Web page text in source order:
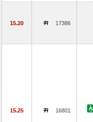
15.20 17386
15.25 16801